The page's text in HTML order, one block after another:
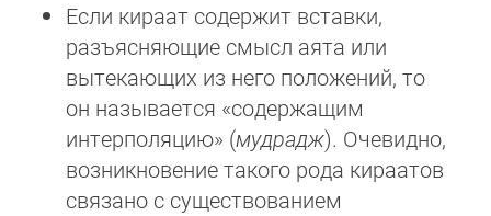
Если кираат содержит вставки,
разъясняющие смысл аята или
вытекающих из него положений, то
он называется «содержащим
интерполяцию» (мудрадж). Очевидно,
возникновение такого рода кираатов
связано с существо­ва­ни­ем